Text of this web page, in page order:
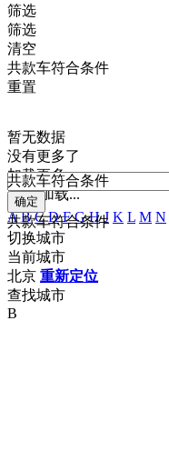
共款车符合条件
共款车符合条件
筛选
筛选
清空
共款车符合条件
重置
暂无数据
没有更多了
加载更多
正在加载...
A B C D F G H J K L M N
切换城市
当前城市
北京 重新定位
查找城市
B